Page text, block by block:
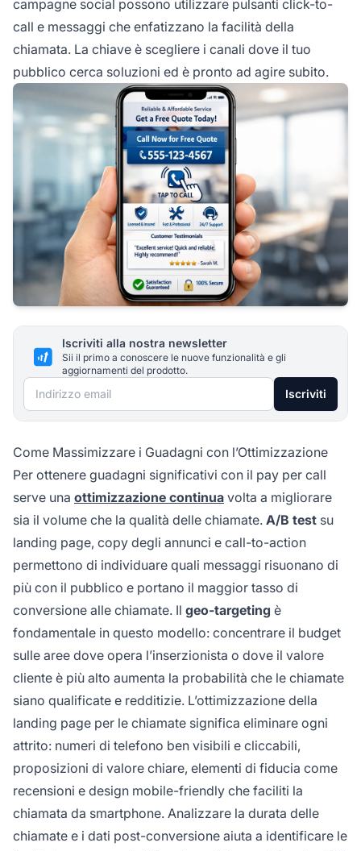
campagne social possono utilizzare pulsanti click-to-
call e messaggi che enfatizzano la facilità della
chiamata. La chiave è scegliere i canali dove il tuo
pubblico cerca soluzioni ed è pronto ad agire subito.
Iscriviti alla nostra newsletter
Sii il primo a conoscere le nuove funzionalità e gli
aggiornamenti del prodotto.
Indirizzo email Iscriviti
Come Massimizzare i Guadagni con l’Ottimizzazione
Per ottenere guadagni significativi con il pay per call
serve una ottimizzazione continua volta a migliorare
sia il volume che la qualità delle chiamate. A/B test su
landing page, copy degli annunci e call-to-action
permettono di individuare quali messaggi risuonano di
più con il pubblico e portano il maggior tasso di
conversione alle chiamate. Il geo-targeting è
fondamentale in questo modello: concentrare il budget
sulle aree dove opera l’inserzionista o dove il valore
cliente è più alto aumenta la probabilità che le chiamate
siano qualificate e redditizie. L’ottimizzazione della
landing page per le chiamate significa eliminare ogni
attrito: numeri di telefono ben visibili e cliccabili,
proposizioni di valore chiare, elementi di fiducia come
recensioni e design mobile-friendly che faciliti la
chiamata da smartphone. Analizzare la durata delle
chiamate e i dati post-conversione aiuta a identificare le